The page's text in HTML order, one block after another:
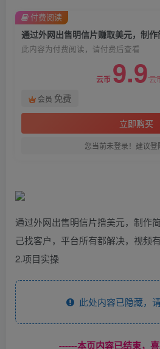
通过外网出售明信片赚取美元，制
此内容为付费阅读，请付费后查看
云币 9.9云
会员 免费
立即购买
您当前未登录！建议
付费阅读
通过外网出售明信片撸美元，制作
己找客户，平台所有都解决，视频
2.项目实操
此处内容已隐藏，
------本页内容已结束，